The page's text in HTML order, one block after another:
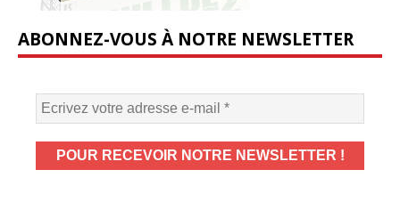
ABONNEZ-VOUS À NOTRE NEWSLETTER